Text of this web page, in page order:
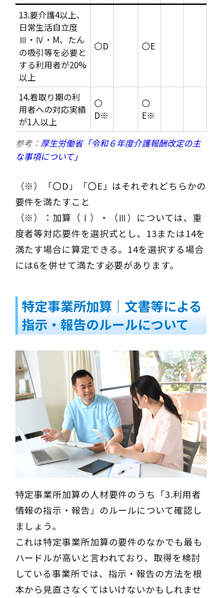
13.要介護4以上、
日常生活自立度
Ⅲ・Ⅳ・M、たん
の吸引等を必要と
する利用者が20%
以上
〇D 〇E
14.看取り期の利
用者への対応実績
が1人以上
〇
D※
〇
E※
参考： 厚生労働省「令和６年度介護報酬改定の主
な事項について」
（※）「〇D」「〇E」はそれぞれどちらかの
要件を満たすこと
（※）：加算（Ⅰ）・（Ⅲ）については、重
度者等対応要件を選択式とし、13または14を
満たす場合に算定できる。14を選択する場合
には6を併せて満たす必要があります。
特定事業所加算｜文書等による
指示・報告のルールについて
特定事業所加算の人材要件のうち「3.利用者
情報の指示・報告」のルールについて確認し
ましょう。
これは特定事業所加算の要件のなかでも最も
ハードルが高いと言われており、取得を検討
している事業所では、指示・報告の方法を根
本から見直さなくてはいけないかもしれませ